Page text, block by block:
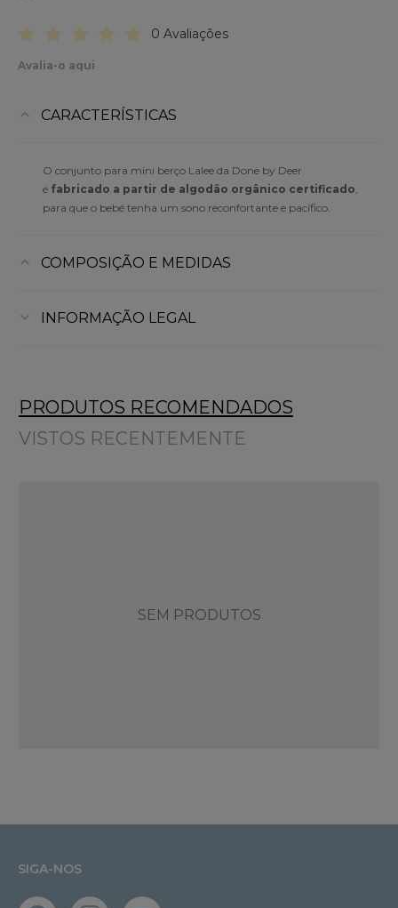
0 Avaliações
Avalia-o aqui
CARACTERÍSTICAS
O conjunto para mini berço Lalee da Done by Deer
é fabricado a partir de algodão orgânico certificado
para que o bebé tenha um sono reconfortante e pacífico.
COMPOSIÇÃO E MEDIDAS
INFORMAÇÃO LEGAL
PRODUTOS RECOMENDADOS
VISTOS RECENTEMENTE
SEM PRODUTOS
SIGA-NOS